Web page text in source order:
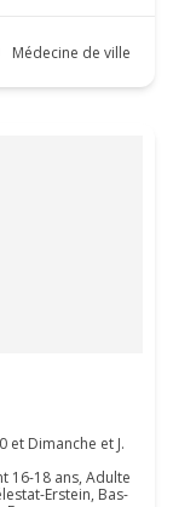
Médecine de ville
et Dimanche et J.
16-18 ans, Adulte
Erstein, Bas-